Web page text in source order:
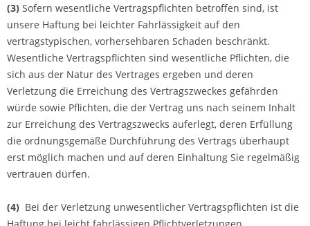
(3) Sofern wesentliche Vertragspflichten betroffen sind, ist
unsere Haftung bei leichter Fahrlässigkeit auf den
vertragstypischen, vorhersehbaren Schaden beschränkt.
Wesentliche Vertragspflichten sind wesentliche Pflichten, die
sich aus der Natur des Vertrages ergeben und deren
Verletzung die Erreichung des Vertragszweckes gefährden
würde sowie Pflichten, die der Vertrag uns nach seinem Inhalt
zur Erreichung des Vertragszwecks auferlegt, deren Erfüllung
die ordnungsgemäße Durchführung des Vertrags überhaupt
erst möglich machen und auf deren Einhaltung Sie regelmäßig
vertrauen dürfen.
(4) Bei der Verletzung unwesentlicher Vertragspflichten ist die